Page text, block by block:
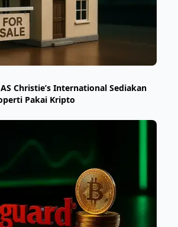
Christie’s International Sediakan
Pakai Kripto